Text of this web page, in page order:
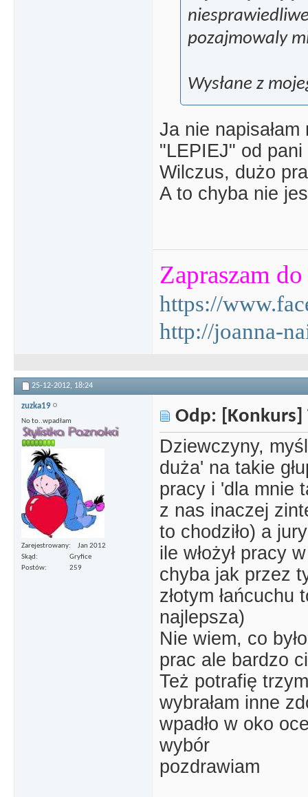
pozajmowaly
Wysłane z
Ja nie
"LEPIEJ" od
Wilczus, dużo
A to chyba nie
Zapraszam
https://
http://joanna-
25-12-2012, 18:24
zuzka19
No to..wpadłam
Zarejestrowany
Jan 2012
Skąd
Gryfice
Postów
259
Odp: [Konkurs]
Dziewczyny,
duża' na takie
pracy i 'dla mnie
z nas inaczej
to chodziło) a
ile włożył pracy
chyba jak przez
złotym
najlepsza)
Nie wiem, co
prac ale bardzo
Też potrafię
wybrałam inne
wpadło w oko
wybór
pozdrawiam